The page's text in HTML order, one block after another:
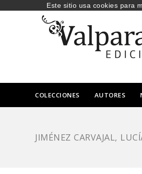
COLECCIONES AUTORES
JIMÉNEZ CARVAJAL,
Este sitio usa cookies para